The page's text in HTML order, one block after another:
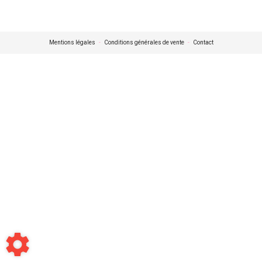
Mentions légales - Conditions générales de vente - Contact